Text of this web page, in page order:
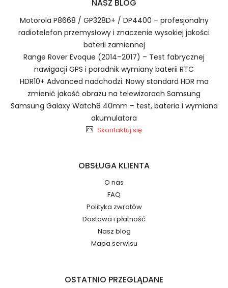
Szybka dostawa
Baterie do Smartfonów i
Telefonów Infinix PMNN4807A
Dzięki ochronie kupujących w
systemie PayPal możesz odzyskać
1.Model urządzenia
2.Numer produktu baterii
Jak przedłużyć żywotność Baterie do
Smartfonów i Telefonów Infinix Note 11 (X663)?
NASZ BLOG
Motorola P8668 / GP328D+ / DP4400 – profesjonalny
radiotelefon przemysłowy i znaczenie wysokiej jakości
baterii zamiennej
Range Rover Evoque (2014–2017) – Test fabrycznej
nawigacji GPS i poradnik wymiany baterii RTC
HDR10+ Advanced nadchodzi. Nowy standard HDR ma
zmienić jakość obrazu na telewizorach Samsung
Samsung Galaxy Watch8 40mm – test, bateria i wymiana
akumulatora
Skontaktuj się
OBSŁUGA KLIENTA
O nas
FAQ
Polityka zwrotów
Dostawa i płatność
Nasz blog
Mapa serwisu
OSTATNIO PRZEGLĄDANE